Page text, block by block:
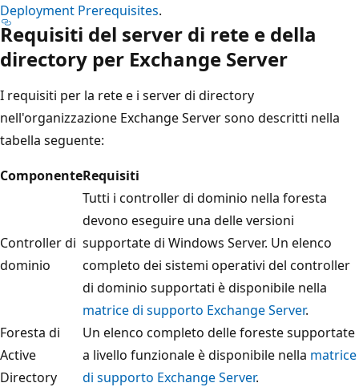
Deployment Prerequisites.
Requisiti del server di rete e della
directory per Exchange Server
I requisiti per la rete e i server di directory
nell'organizzazione Exchange Server sono descritti nella
tabella seguente:
ComponenteRequisiti
Controller di
dominio
Tutti i controller di dominio nella foresta
devono eseguire una delle versioni
supportate di Windows Server. Un elenco
completo dei sistemi operativi del controller
di dominio supportati è disponibile nella
matrice di supporto Exchange Server.
Foresta di
Active
Directory
Un elenco completo delle foreste supportate
a livello funzionale è disponibile nella matrice
di supporto Exchange Server.